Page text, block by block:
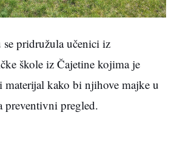
se pridružula učenici iz
škole iz Čajetine kojima je
kako bi njihove majke u
preventivni pregled.